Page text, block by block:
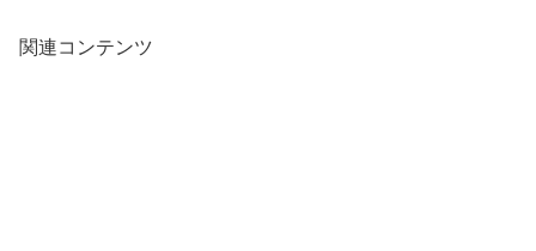
関連コンテンツ